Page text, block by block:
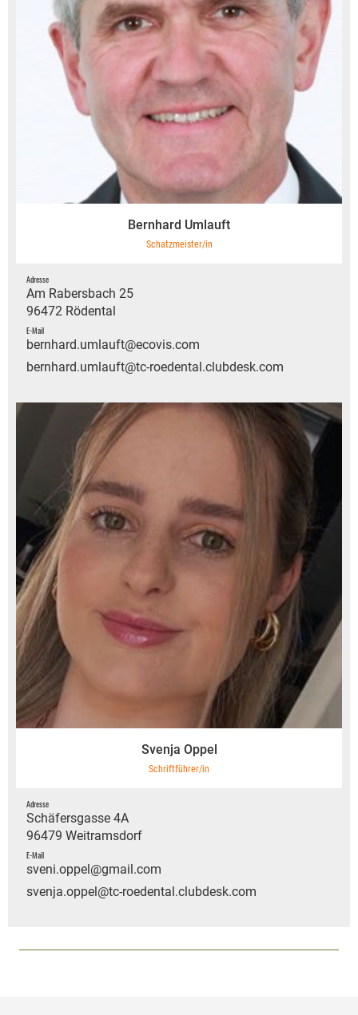
Bernhard Umlauft
Schatzmeister/in
Adresse
Am Rabersbach 25
96472 Rödental
E-Mail
bernhard.umlauft@ecovis.com
bernhard.umlauft@tc-roedental.clubdesk.com
Svenja Oppel
Schriftführer/in
Adresse
Schäfersgasse 4A
96479 Weitramsdorf
E-Mail
sveni.oppel@gmail.com
svenja.oppel@tc-roedental.clubdesk.com